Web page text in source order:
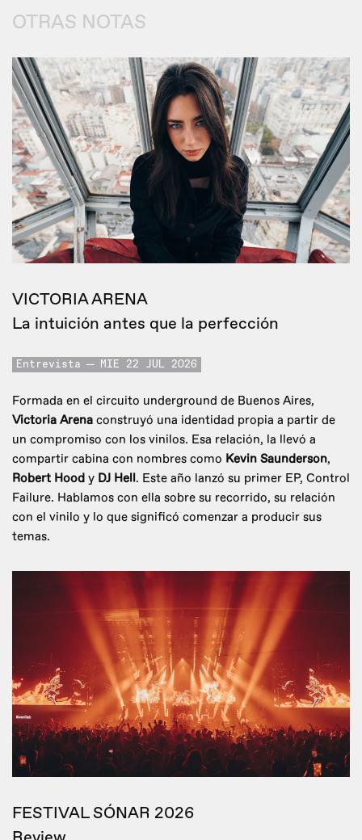
OTRAS NOTAS
VICTORIA ARENA
La intuición antes que la perfección
Entrevista MIE 22 JUL 2026
Formada en el circuito underground de Buenos Aires,
Victoria Arena construyó una identidad propia a partir de
un compromiso con los vinilos. Esa relación, la llevó a
compartir cabina con nombres como Kevin Saunderson,
Robert Hood y DJ Hell. Este año lanzó su primer EP, Control
Failure. Hablamos con ella sobre su recorrido, su relación
con el vinilo y lo que significó comenzar a producir sus
temas.
FESTIVAL SÓNAR 2026